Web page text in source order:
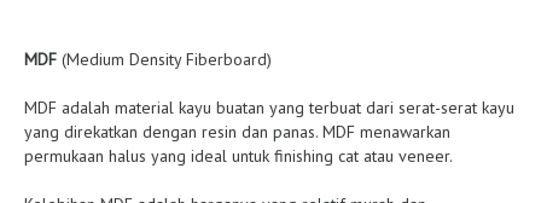
MDF (Medium Density Fiberboard)
MDF adalah material kayu buatan yang terbuat dari serat-serat kayu
yang direkatkan dengan resin dan panas. MDF menawarkan
permukaan halus yang ideal untuk finishing cat atau veneer.